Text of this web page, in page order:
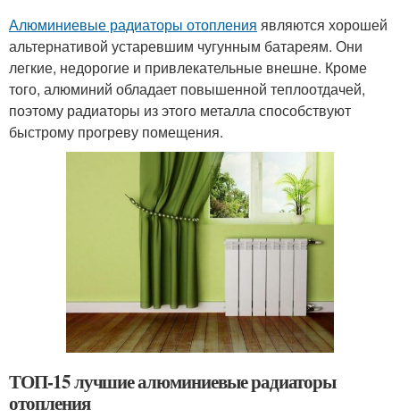
Алюминиевые радиаторы отопления являются хорошей
альтернативой устаревшим чугунным батареям. Они
легкие, недорогие и привлекательные внешне. Кроме
того, алюминий обладает повышенной теплоотдачей,
поэтому радиаторы из этого металла способствуют
быстрому прогреву помещения.
ТОП-15 лучшие алюминиевые радиаторы
отопления